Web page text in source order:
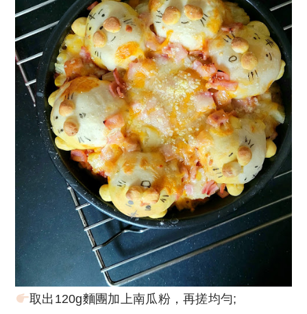
取出120g麵團加上南瓜粉，再搓均勻;